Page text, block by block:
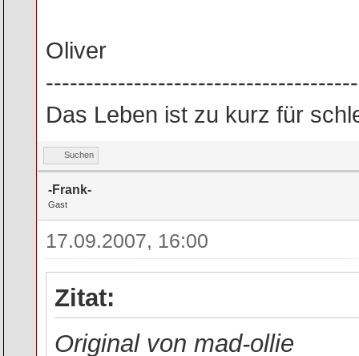
Oliver
Das Leben ist zu kurz für
Suchen
-Frank-
Gast
17.09.2007, 16:00
Zitat:
Original von mad-ollie